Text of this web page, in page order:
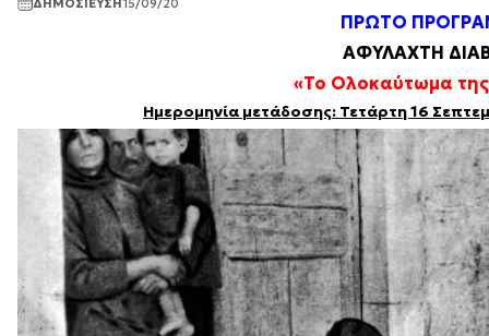
ΠΡΩΤΟ
ΑΦΥΛΑΧΤΗ
«Το Ολοκαύτωμα της
Ημερομηνία μετάδοσης: Τετάρτη 16